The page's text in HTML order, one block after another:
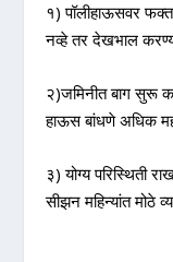
१) पॉलीहाऊसवर
नव्हे तर देखभाल
२)जमिनीत बाग सुरू
हाऊस बांधणे अधिक
३) योग्य परिस्थिती
सीझन महिन्यांत मोठे